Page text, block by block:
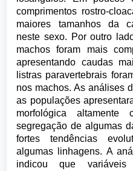
comprimentos rostro-
maiores tamanhos da
neste sexo. Por outro
machos foram mais
apresentando caudas
listras paravertebrais
nos machos. As análises
as populações
morfológica
segregação de algumas
fortes tendências
algumas linhagens. A
indicou que variáveis